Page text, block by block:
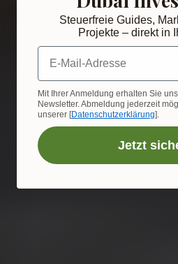
Steuerfreie Guides,
Projekte – direkt in
E-Mail-Adresse
Mit Ihrer Anmeldung erhalten Sie
Newsletter. Abmeldung jederzeit
unserer [Datenschutzerklärung].
Jetzt